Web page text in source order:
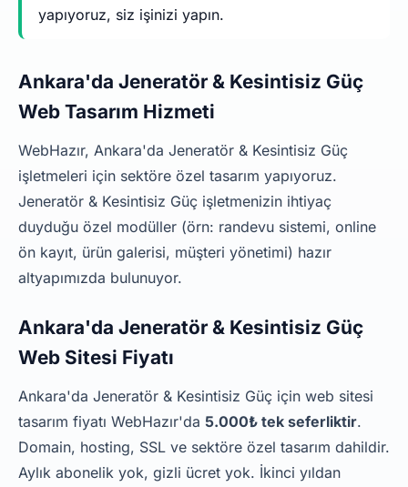
yapıyoruz, siz işinizi yapın.
Ankara'da Jeneratör & Kesintisiz Güç
Web Tasarım Hizmeti
WebHazır, Ankara'da Jeneratör & Kesintisiz Güç
işletmeleri için sektöre özel tasarım yapıyoruz.
Jeneratör & Kesintisiz Güç işletmenizin ihtiyaç
duyduğu özel modüller (örn: randevu sistemi, online
ön kayıt, ürün galerisi, müşteri yönetimi) hazır
altyapımızda bulunuyor.
Ankara'da Jeneratör & Kesintisiz Güç
Web Sitesi Fiyatı
Ankara'da Jeneratör & Kesintisiz Güç için web sitesi
tasarım fiyatı WebHazır'da 5.000₺ tek seferliktir.
Domain, hosting, SSL ve sektöre özel tasarım dahildir.
Aylık abonelik yok, gizli ücret yok. İkinci yıldan